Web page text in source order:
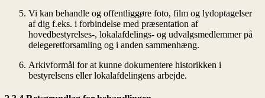
Vi kan behandle og offentliggøre foto, film og lydoptagelser
af dig f.eks. i forbindelse med præsentation af
hovedbestyrelses-, lokalafdelings- og udvalgsmedlemmer på
delegeretforsamling og i anden sammenhæng.
Arkivformål for at kunne dokumentere historikken i
bestyrelsens eller lokalafdelingens arbejde.